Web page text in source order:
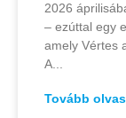
2026
– ezúttal egy
amely Vértes
A
Tovább